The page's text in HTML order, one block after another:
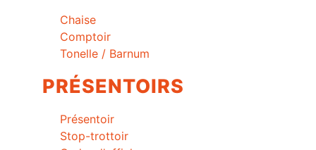
Chaise
Comptoir
Tonelle / Barnum
PRÉSENTOIRS
Présentoir
Stop-trottoir